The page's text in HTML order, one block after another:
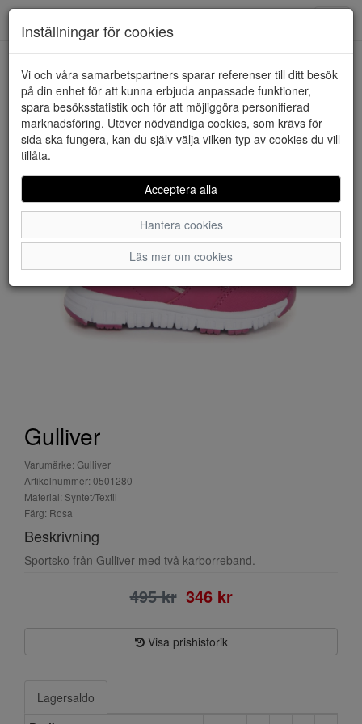
HEM GULLIVER
Gulliver
Varumärke: Gulliver
Artikelnummer: 0501280
Material: Syntet/Textil
Färg: Rosa
Beskrivning
Sportsko från Gulliver med två karborreband.
495 kr 346 kr
Visa prishistorik
Lagersaldo
Inställningar för cookies
Vi och våra samarbetspartners sparar referenser till ditt besök
på din enhet för att kunna erbjuda anpassade funktioner,
spara besöksstatistik och för att möjliggöra personifierad
marknadsföring. Utöver nödvändiga cookies, som krävs för
sida ska fungera, kan du själv välja vilken typ av cookies du vill
tillåta.
Acceptera alla
Hantera cookies
Läs mer om cookies